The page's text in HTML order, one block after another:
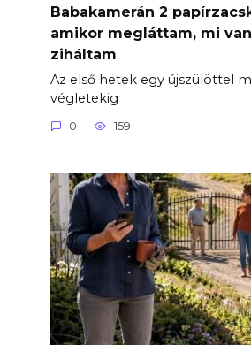
Babakamerán 2
amikor megláttam, mi
ziháltam
Az első hetek egy újszülöttel
végletekig
0 159